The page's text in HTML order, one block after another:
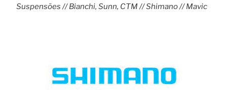
Suspensões // Bianchi, Sunn, CTM // Shimano // Mavic